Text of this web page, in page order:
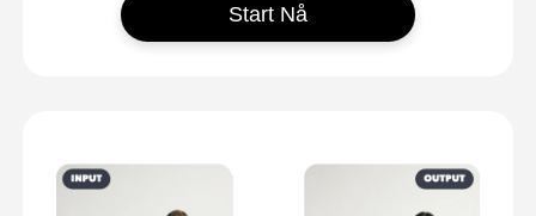
Start Nå